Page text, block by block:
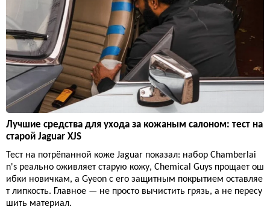
Лучшие средства для ухода за кожаным салоном: тест на
старой Jaguar XJS
Тест на потрёпанной коже Jaguar показал: набор Chamberlai
n's реально оживляет старую кожу, Chemical Guys прощает ош
ибки новичкам, а Gyeon с его защитным покрытием оставляе
т липкость. Главное — не просто вычистить грязь, а не пересу
шить материал.